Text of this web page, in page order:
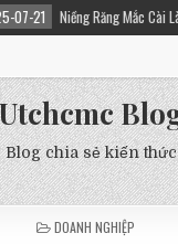
Răng Mắc Cài Là Gì? Các
Blog chia sẻ kiến thức
POSTED
DOANH NGHIỆP